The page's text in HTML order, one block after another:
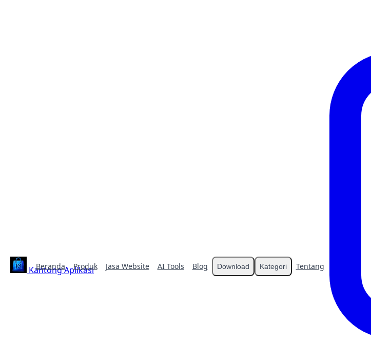
Kantong Aplikasi
Beranda Produk Jasa Website AI Tools Blog Download Kategori Tentang